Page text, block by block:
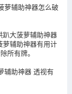
萝辅助神器怎么破
趴大菠萝辅助神器
萝辅助神器有用计
所有牌。
辅助神器 透视有